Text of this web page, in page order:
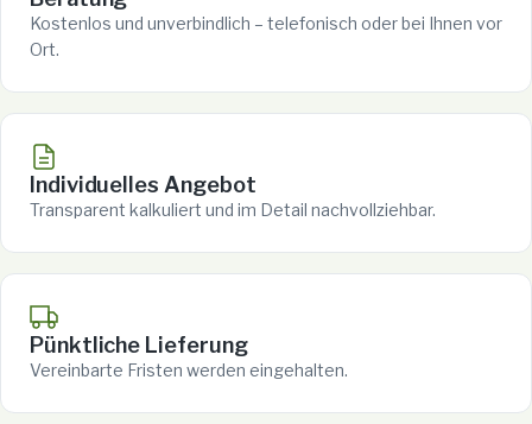
Kostenlos und unverbindlich – telefonisch oder bei Ihnen vor
Ort.
Individuelles Angebot
Transparent kalkuliert und im Detail nachvollziehbar.
Pünktliche Lieferung
Vereinbarte Fristen werden eingehalten.